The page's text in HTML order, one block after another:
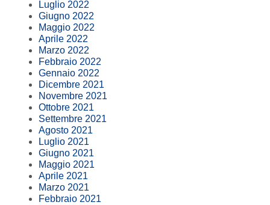
Luglio 2022
Giugno 2022
Maggio 2022
Aprile 2022
Marzo 2022
Febbraio 2022
Gennaio 2022
Dicembre 2021
Novembre 2021
Ottobre 2021
Settembre 2021
Agosto 2021
Luglio 2021
Giugno 2021
Maggio 2021
Aprile 2021
Marzo 2021
Febbraio 2021